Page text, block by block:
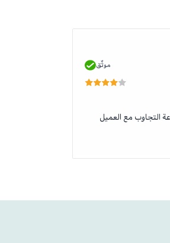
موثّق
التجاوب مع العميل